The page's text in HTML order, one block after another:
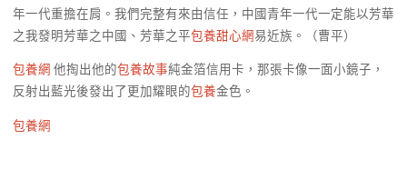
年一代重擔在肩。我們完整有來由信任，中國青年一代一定能以芳華
之我發明芳華之中國、芳華之平包養甜心網易近族。（曹平）
包養網 他掏出他的包養故事純金箔信用卡，那張卡像一面小鏡子，
反射出藍光後發出了更加耀眼的包養金色。
包養網